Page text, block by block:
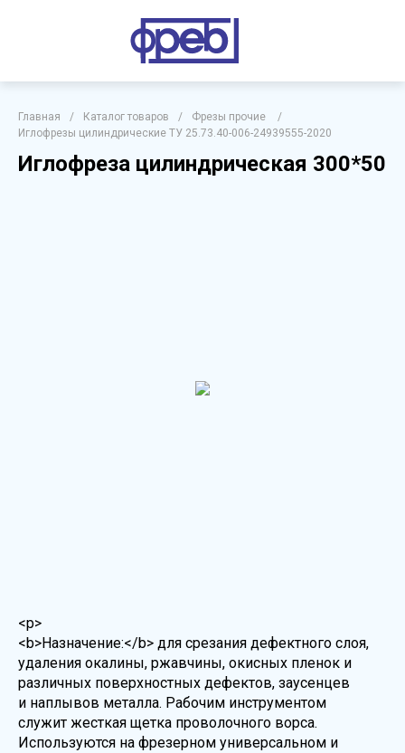
Главная / Каталог товаров / Фрезы прочие
/
Иглофрезы цилиндрические ТУ 25.73.40-006-24939555-2020
Иглофреза цилиндрическая 300*50
<p>
<b>Назначение:</b> для срезания дефектного слоя,
удаления окалины, ржавчины, окисных пленок и
различных поверхностных дефектов, заусенцев
и наплывов металла. Рабочим инструментом
служит жесткая щетка проволочного ворса.
Используются на фрезерном универсальном и